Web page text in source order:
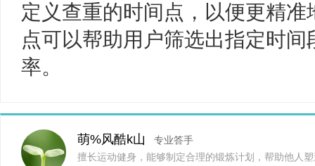
定义查重的时间点，以便更精
点可以帮助用户筛选出指定时
率。
萌%风酷k山
专业答手
擅长运动健身，能够制定合理的锻炼计划，帮助他人